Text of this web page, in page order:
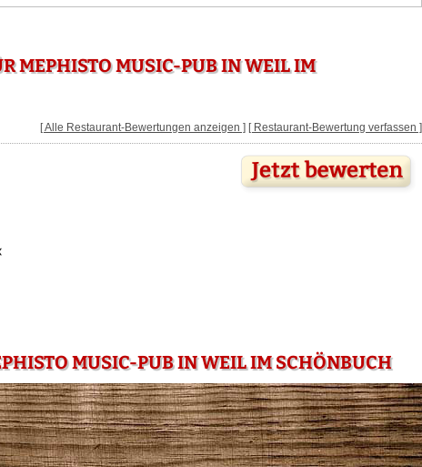
MEPHISTO MUSIC-PUB IN WEIL IM
[ Alle Restaurant-Bewertungen anzeigen ] [ Restaurant-Bewertung verfassen ]
MUSIC-PUB IN WEIL IM SCHÖNBUCH